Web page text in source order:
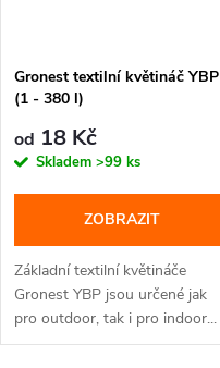
r
o
d
u
k
p
r
o
u
k
Gronest textilní květináč YBP
(1 - 380 l)
od 18 Kč
Skladem >99 ks
ZOBRAZIT
Základní textilní květináče
Gronest YBP jsou určené jak
pro outdoor, tak i pro indoor...